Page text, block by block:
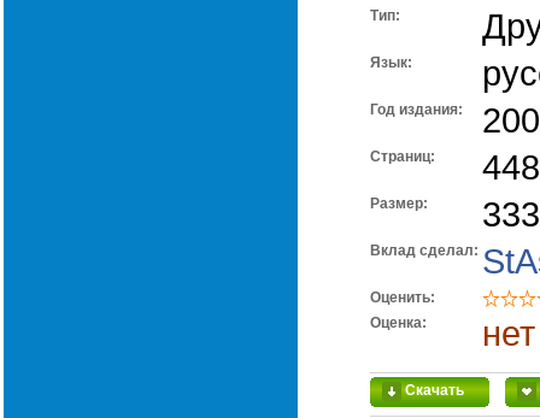
Тип:
Язык:
Год издания:
Cтраниц: 448
Размер:
Вклад сделал:
Оценить:
Оценка:
Скачать